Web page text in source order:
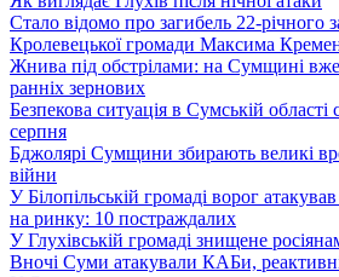
Стало відомо про загибель 22-річного
Кролевецької громади Максима
Жнива під обстрілами: на Сумщині вже
ранніх зернових
Безпекова ситуація в Сумській
серпня
Бджолярі Сумщини збирають великі
війни
У Білопільській громаді ворог
на ринку: 10 постраждалих
У Глухівській громаді знищене
Вночі Суми атакували КАБи,